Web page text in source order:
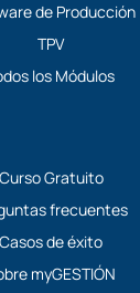
de Producción
TPV
los Módulos
Curso Gratuito
frecuentes
Casos de éxito
myGESTIÓN